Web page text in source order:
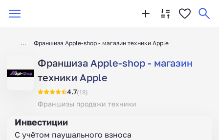
Франшиза Apple-shop - магазин техники Apple
Франшиза Apple-shop - магазин
техники Apple
4.7(18)
Франшизы продажи техники
Инвестиции
С учётом паушального взноса